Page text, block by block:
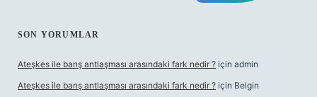
SON YORUMLAR
Ateşkes ile barış antlaşması arasındaki fark nedir ? için admin
Ateşkes ile barış antlaşması arasındaki fark nedir ? için Belgin